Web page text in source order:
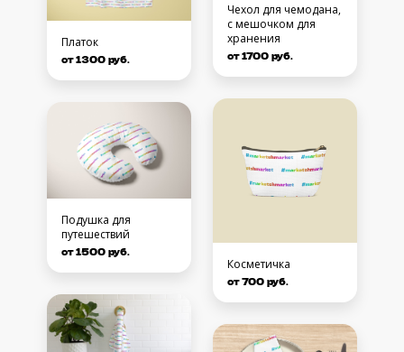
Платок
от 1300 руб.
Подушка для
путешествий
от 1500 руб.
Чехол для чемодана,
с мешочком для
хранения
от 1700 руб.
Косметичка
от 700 руб.